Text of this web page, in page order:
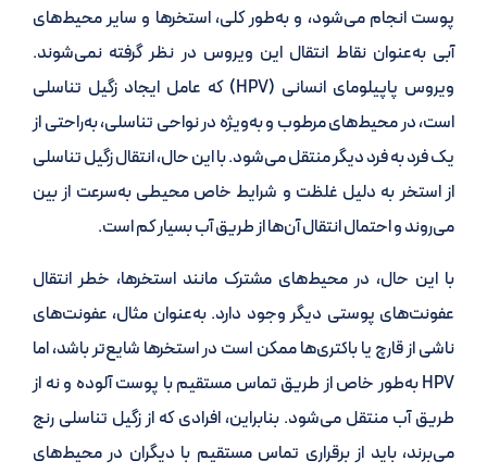
پوست انجام می‌شود، و به‌طور کلی، استخرها و سایر محیط‌های
آبی به‌عنوان نقاط انتقال این ویروس در نظر گرفته نمی‌شوند.
ویروس پاپیلومای انسانی (HPV) که عامل ایجاد زگیل تناسلی
است، در محیط‌های مرطوب و به‌ویژه در نواحی تناسلی، به‌راحتی از
یک فرد به فرد دیگر منتقل می‌شود. با این حال، انتقال زگیل تناسلی
از استخر به دلیل غلظت و شرایط خاص محیطی به‌سرعت از بین
می‌روند و احتمال انتقال آن‌ها از طریق آب بسیار کم است.
با این حال، در محیط‌های مشترک مانند استخرها، خطر انتقال
عفونت‌های پوستی دیگر وجود دارد. به‌عنوان مثال، عفونت‌های
ناشی از قارچ یا باکتری‌ها ممکن است در استخرها شایع‌تر باشد، اما
HPV به‌طور خاص از طریق تماس مستقیم با پوست آلوده و نه از
طریق آب منتقل می‌شود. بنابراین، افرادی که از زگیل تناسلی رنج
می‌برند، باید از برقراری تماس مستقیم با دیگران در محیط‌های